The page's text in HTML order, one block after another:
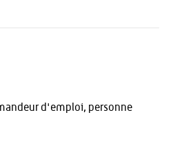
d'emploi, personne